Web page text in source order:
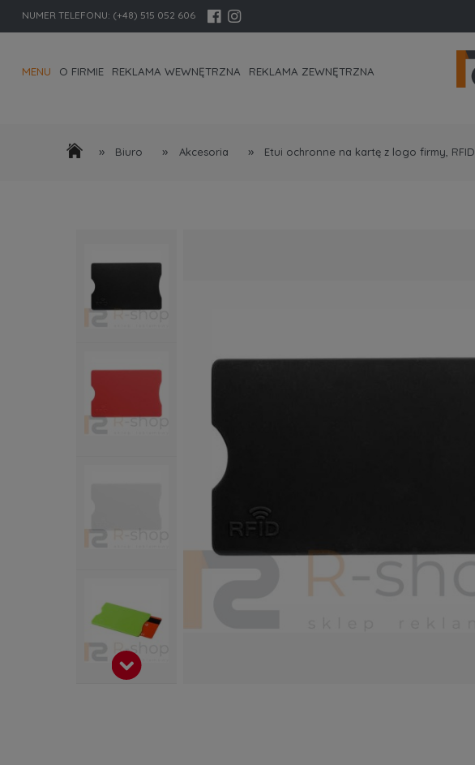
NUMER TELEFONU: (+48) 515 052 606
MENU O FIRMIE REKLAMA WEWNĘTRZNA REKLAMA ZEWNĘTRZNA
» Biuro » Akcesoria » Etui ochronne na kartę z logo firmy, RFID